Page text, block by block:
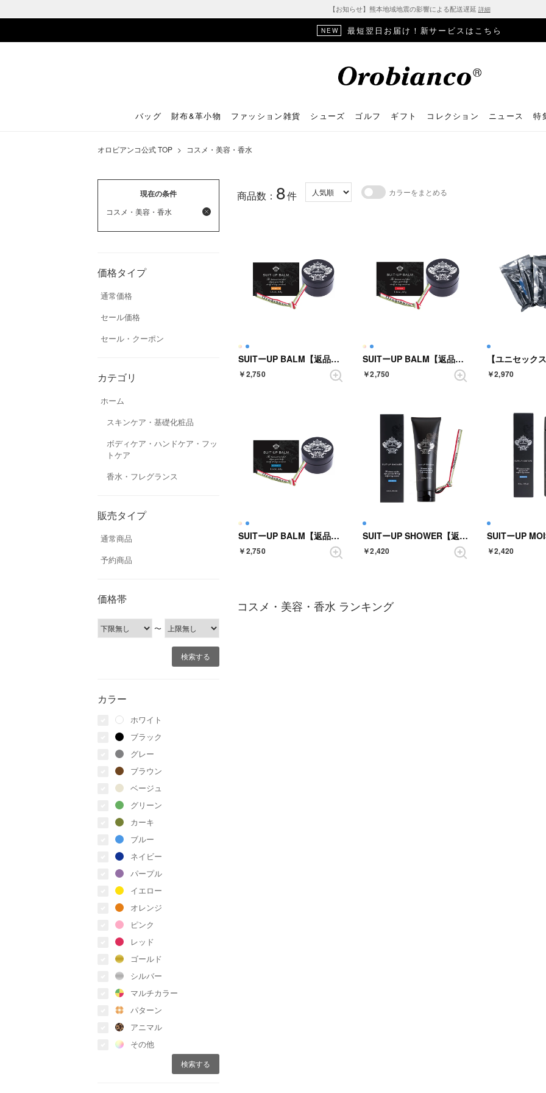
【お知らせ】熊本地域地震の影響による配送遅延 詳細
NEW 最短翌日お届け！新サービスはこちら
バッグ 財布&革小物 ファッション雑貨 シューズ ゴルフ ギフト コレクション ニュース 特
オロビアンコ公式 TOP > コスメ・美容・香水
現在の条件
コスメ・美容・香水
価格タイプ
通常価格
セール価格
セール・クーポン
カテゴリ
ホーム
スキンケア・基礎化粧品
ボディケア・ハンドケア・フッ
トケア
香水・フレグランス
販売タイプ
通常商品
予約商品
価格帯
〜
カラー
ホワイト
ブラック
グレー
ブラウン
ベージュ
グリーン
カーキ
ブルー
ネイビー
パープル
イエロー
オレンジ
ピンク
レッド
ゴールド
シルバー
マルチカラー
パターン
アニマル
その他
商品数： 8件 カラーをまとめる
SUITーUP BALM【返品不可商品】 （ARANCIA）
￥2,750
SUITーUP BALM【返品不可商品】 （ROSSO）
￥2,750 ￥2,970
SUITーUP BALM【返品不可商品】 （AZZURRO）
￥2,750
SUITーUP SHOWER【返品不可商品】 （AZZURRO）
￥2,420 ￥2,420
コスメ・美容・香水 ランキング